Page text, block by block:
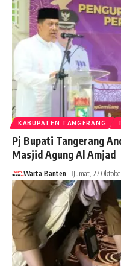
KABUPATEN TANGERANG
Pj Bupati Tangerang
Masjid Agung Al Amjad
Warta Banten Jumat, 27